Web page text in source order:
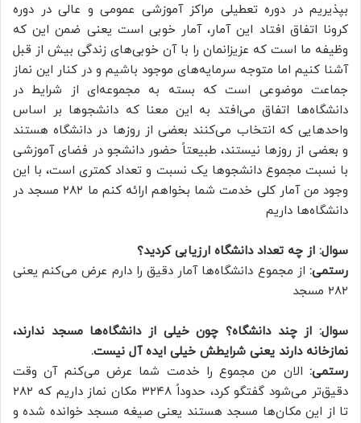
بپذیریم در دوره تعطیلی مراکز آموزشی عمومی و عالی در دوره
کرونا اتفاق افتاد این آمار، آمار خوبی است یعنی ضمن این که
وظیفه ما است که عزیزانمان را با آن خوبی‌های زندگی بیش از قبل
آشنا کنیم اما متوجه سرمایه‌های موجود باشیم و در کنار این نماز
جماعت موضوعی است که بسته به مجموعه‌ای از شرایط در
دانشگاه‌ها اتفاق می‌افتد به این معنا که دانشجوها بر اساس
واحدهایی که انتخاب می‌کنند بعضی از روزها در دانشگاه هستند
و بعضی از روزها نیستند، طبیعتاً حضور دانشجو در فضای آموزشی
با نسبت مجموع دانشجوها یک نسبت و تعداد کمتری است، با این
وجود من آمار کلی خدمت شما بخواهم ارائه کنم ما ۲۸۲ مسجد در
دانشگاه‌ها داریم
سوال: از چه تعداد دانشگاه ارزیابی کردید؟
رستمی: از مجموع دانشگاه‌ها آمار دقیق را دارم عرض می‌کنم یعنی
۲۸۲ مسجد
سوال: از چند دانشگاه؟ چون خیلی از دانشگاه‌ها مسجد ندارند،
نمازخانه دارند یعنی شرایطش خیلی ایده آل نیست.
رستمی: الان من مجموع را خدمت شما عرض می‌کنم آن وقت
دقیق‌تر می‌شود گفتگو کرد، حدوداً ۳۲۴۸ مکان نماز داریم که ۲۸۲
تا از این مکان‌ها مسجد هستند یعنی صیغه مسجد خوانده شده و